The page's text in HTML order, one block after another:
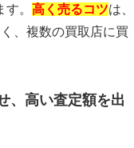
。 高く売るコツは、
、複数の買取店に買
、高い査定額を出